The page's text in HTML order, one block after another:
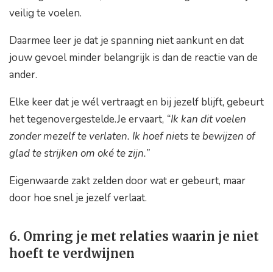
veilig te voelen.
Daarmee leer je dat je spanning niet aankunt en dat
jouw gevoel minder belangrijk is dan de reactie van de
ander.
Elke keer dat je wél vertraagt en bij jezelf blijft, gebeurt
het tegenovergestelde.Je ervaart, “Ik kan dit voelen
zonder mezelf te verlaten. Ik hoef niets te bewijzen of
glad te strijken om oké te zijn.”
Eigenwaarde zakt zelden door wat er gebeurt, maar
door hoe snel je jezelf verlaat.
6. Omring je met relaties waarin je niet
hoeft te verdwijnen